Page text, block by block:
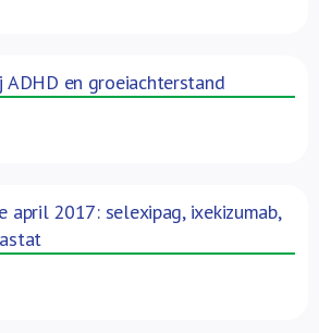
en groeiachterstand
april 2017: selexipag, ixekizumab,